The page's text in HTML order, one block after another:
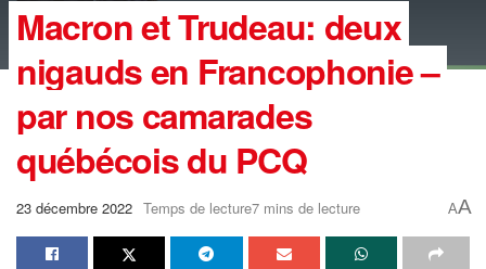
Macron et Trudeau: deux
nigauds en Francophonie –
par nos camarades
québécois du PCQ
23 décembre 2022 Temps de lecture7 mins de lecture AA